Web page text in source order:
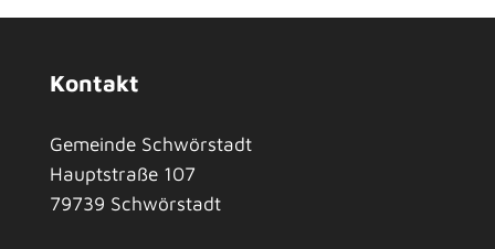
Kontakt
Gemeinde Schwörstadt
Hauptstraße 107
79739 Schwörstadt